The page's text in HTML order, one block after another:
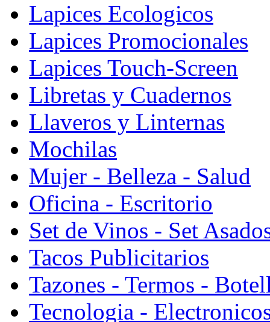
Lapices Ecologicos
Lapices Promocionales
Lapices Touch-Screen
Libretas y Cuadernos
Llaveros y Linternas
Mochilas
Mujer - Belleza - Salud
Oficina - Escritorio
Set de Vinos - Set
Tacos Publicitarios
Tazones - Termos -
Tecnologia -